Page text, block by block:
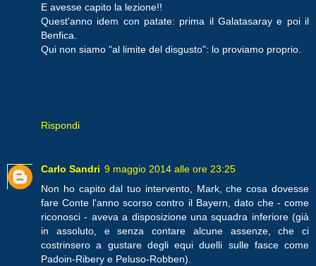
E avesse capito la lezione!!
Quest'anno idem con patate: prima il Galatasaray e poi il
Benfica.
Qui non siamo "al limite del disgusto": lo proviamo proprio.
Rispondi
Carlo Sandri 9 maggio 2014 alle ore 23:25
Non ho capito dal tuo intervento, Mark, che cosa dovesse
fare Conte l'anno scorso contro il Bayern, dato che - come
riconosci - aveva a disposizione una squadra inferiore (già
in assoluto, e senza contare alcune assenze, che ci
costrinsero a gustare degli equi duelli sulle fasce come
Padoin-Ribery e Peluso-Robben).